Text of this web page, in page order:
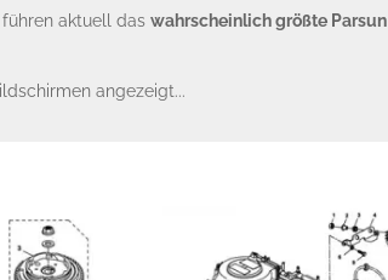
aktuell das wahrscheinlich größte Parsun
angezeigt...